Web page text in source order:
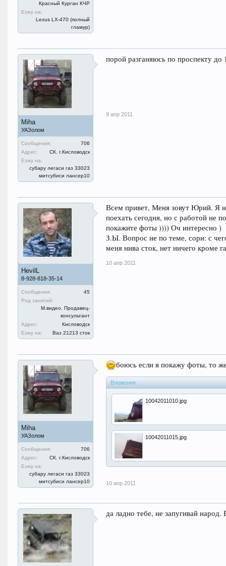
Красный Курган КЧР
Езжу на:
Lexus LX-470 (полный
гламур)
Miha
УАЗолом
Сообщения:
706
Адрес:
СК. г.Кисловодск
Езжу на:
субару легаси газ 33023
митсубиси лансер10
порой разганяюсь по проспекту до
9 апр 2011
HevilL
8-928-818-35-14
Сообщения:
45
Род занятий:
М.видео. Продавец-
консультант
Адрес:
Кисловодск
Езжу на:
Ваз 21213 сток
Всем привет, Меня зовут Юрий. Я
поехать сегодня, но с работой не
покажите фоты )))) Оч интересно )
З.Ы. Вопрос не по теме, сори: с
меня нива сток, нет ничего
10 апр 2011
Miha
УАЗолом
Сообщения:
706
Адрес:
СК. г.Кисловодск
Езжу на:
субару легаси газ 33023
митсубиси лансер10
боюсь если я покажу фоты, то
Вложения:
10042011010.jpg
10042011015.jpg
10 апр 2011
да ладно тебе, не запугивай